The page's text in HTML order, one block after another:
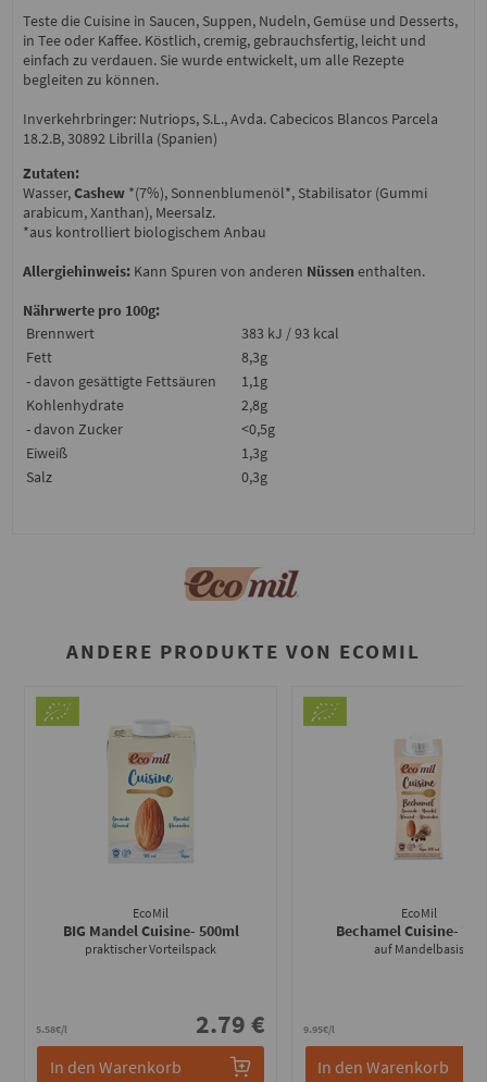
Teste die Cuisine in Saucen, Suppen, Nudeln, Gemüse und Desserts,
in Tee oder Kaffee. Köstlich, cremig, gebrauchsfertig, leicht und
einfach zu verdauen. Sie wurde entwickelt, um alle Rezepte
begleiten zu können.
Inverkehrbringer: Nutriops, S.L., Avda. Cabecicos Blancos Parcela
18.2.B, 30892 Librilla (Spanien)
Zutaten:
Wasser,Cashew*(7%), Sonnenblumenöl*, Stabilisator (Gummi
arabicum, Xanthan), Meersalz.
*aus kontrolliert biologischem Anbau
Allergiehinweis: Kann Spuren von anderen Nüssen enthalten.
Nährwerte pro 100g:
Brennwert
383 kJ / 93 kcal
Fett
8,3g
- davon gesättigte Fettsäuren
1,1g
Kohlenhydrate
2,8g
- davon Zucker
<0,5g
Eiweiß
1,3g
Salz
0,3g
ANDERE PRODUKTE VON ECOMIL
EcoMil
BIG Mandel Cuisine- 500ml
praktischer Vorteilspack
5.58€/l 2.79 €
In den Warenkorb
EcoMil
Bechamel Cuisine-
auf Mandelbasis
9.95€/l
In den Warenkorb